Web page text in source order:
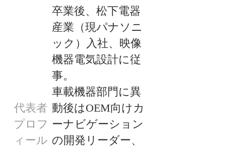
代表者
プロフ
ィール
卒業後、松下電器
産業（現パナソニ
ック）入社、映像
機器電気設計に従
事。
車載機器部門に異
動後はOEM向けカ
ーナビゲーション
の開発リーダー、